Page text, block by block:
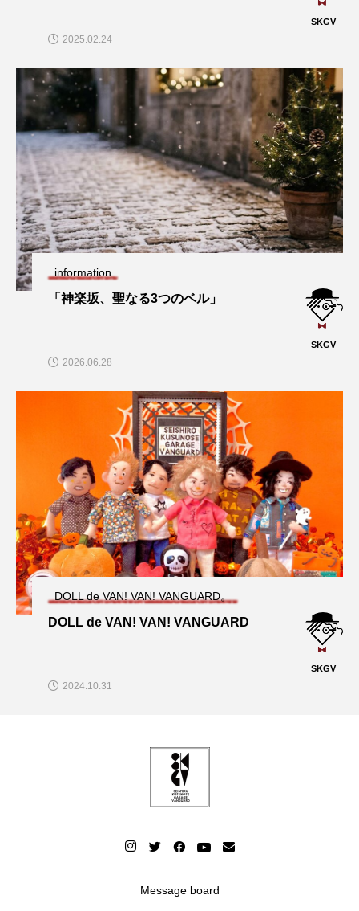
SKGV
2025.02.24
information
「神楽坂、聖なる3つのベル」
SKGV
2026.06.28
DOLL de VAN! VAN! VANGUARD。
DOLL de VAN! VAN! VANGUARD
SKGV
2024.10.31
Message board